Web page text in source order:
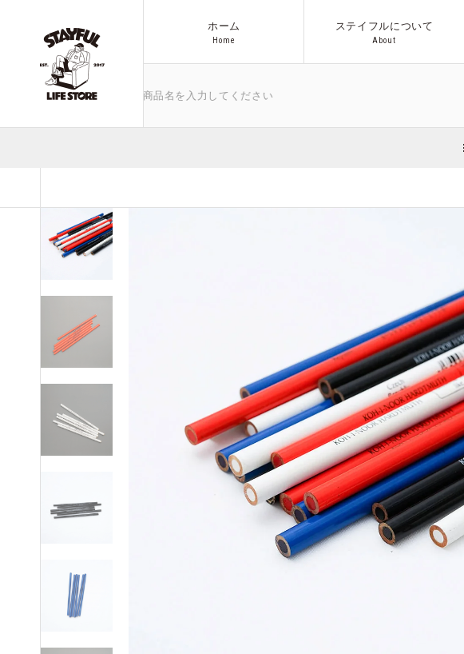
ホーム
Home
ステイフルについて
A bout
なるキーワードや商品名を入力してください
アウトドア ファッション